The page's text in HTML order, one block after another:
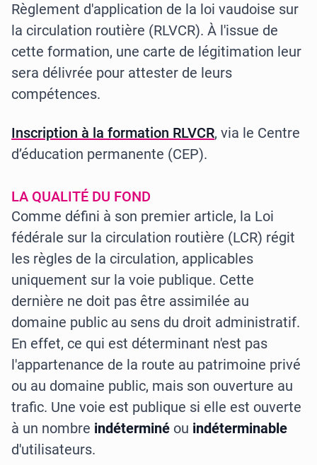
Règlement d'application de la loi vaudoise sur
la circulation routière (RLVCR). À l'issue de
cette formation, une carte de légitimation leur
sera délivrée pour attester de leurs
compétences.
Inscription à la formation RLVCR, via le Centre
d’éducation permanente (CEP).
LA QUALITÉ DU FOND
Comme défini à son premier article, la Loi
fédérale sur la circulation routière (LCR) régit
les règles de la circulation, applicables
uniquement sur la voie publique. Cette
dernière ne doit pas être assimilée au
domaine public au sens du droit administratif.
En effet, ce qui est déterminant n'est pas
l'appartenance de la route au patrimoine privé
ou au domaine public, mais son ouverture au
trafic. Une voie est publique si elle est ouverte
à un nombre indéterminé ou indéterminable
d'utilisateurs.